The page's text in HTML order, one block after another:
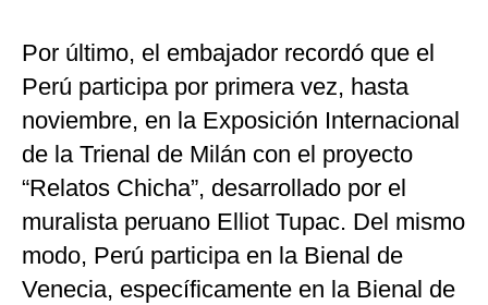
Por último, el embajador recordó que el
Perú participa por primera vez, hasta
noviembre, en la Exposición Internacional
de la Trienal de Milán con el proyecto
“Relatos Chicha”, desarrollado por el
muralista peruano Elliot Tupac. Del mismo
modo, Perú participa en la Bienal de
Venecia, específicamente en la Bienal de